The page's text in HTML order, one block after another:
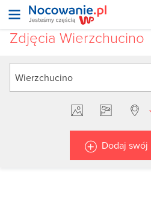
Zdjęcia Wierzchucino
Dodaj swój